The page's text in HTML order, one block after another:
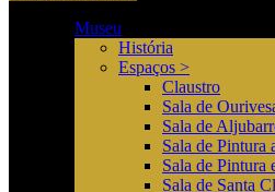
Museu
História
Espaços >
Claustro
Sala de
Sala de
Sala de Pintura
Sala de Pintura
Sala de Santa